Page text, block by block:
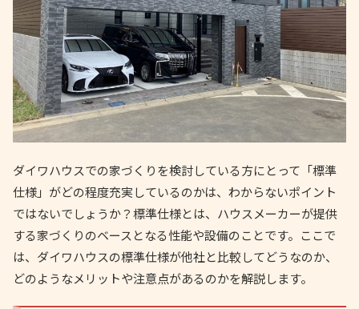
ダイワハウスでの家づくりを検討している方にとって「標準
仕様」がどの程度充実しているのかは、わからないポイント
ではないでしょうか？標準仕様とは、ハウスメーカーが提供
する家づくりのベースとなる性能や設備のことです。ここで
は、ダイワハウスの標準仕様が他社と比較してどうなのか、
どのようなメリットや注意点があるのかを解説します。